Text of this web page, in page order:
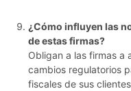
¿Cómo influyen las
de estas firmas?
Obligan a las firmas a
cambios regulatorios
fiscales de sus clientes